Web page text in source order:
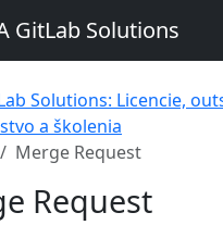
GitLab Solutions
Solutions: Licencie,
a školenia
Merge Request
Request